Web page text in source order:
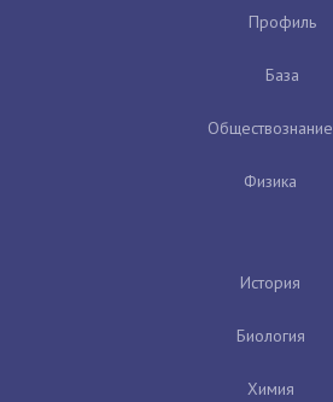
Профиль
База
Обществознание
Физика
История
Биология
Химия